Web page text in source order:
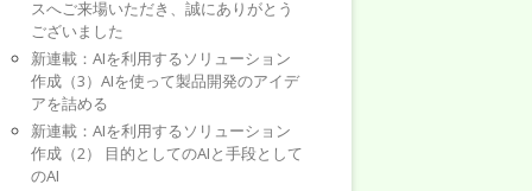
スへご来場いただき、誠にありがとう
ございました
新連載：AIを利用するソリューション
作成（3）AIを使って製品開発のアイデ
アを詰める
新連載：AIを利用するソリューション
作成（2） 目的としてのAIと手段として
のAI